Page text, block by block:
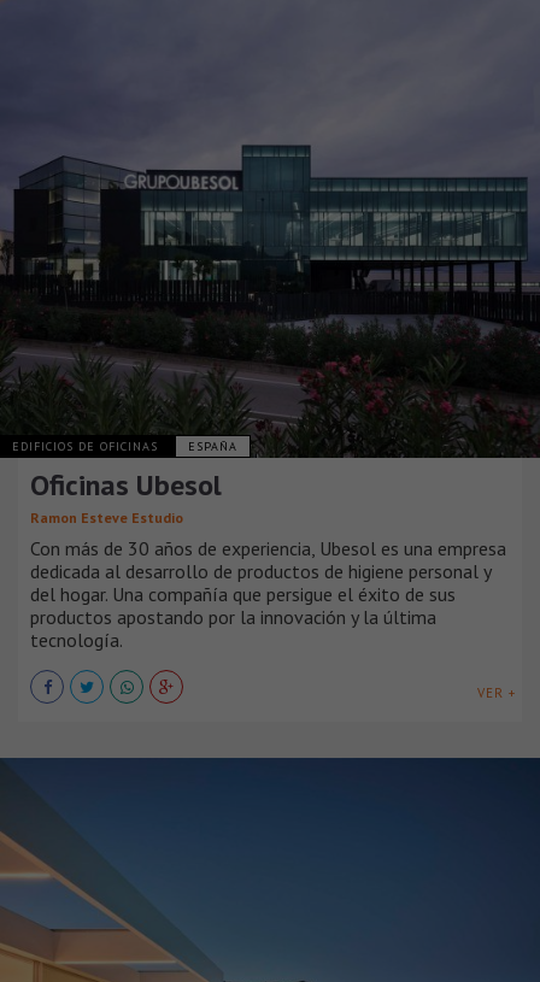
EDIFICIOS DE OFICINAS ESPAÑA
Oficinas Ubesol
Ramon Esteve Estudio
Con más de 30 años de experiencia, Ubesol es una empresa
dedicada al desarrollo de productos de higiene personal y
del hogar. Una compañía que persigue el éxito de sus
productos apostando por la innovación y la última
tecnología.
VER +